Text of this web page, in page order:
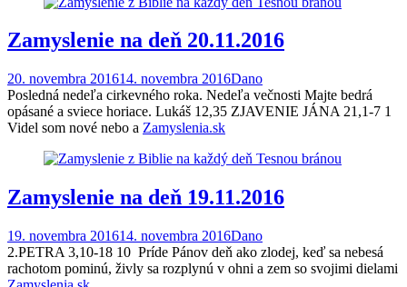
Zamyslenie na deň 20.11.2016
20. novembra 201614. novembra 2016Dano
Posledná nedeľa cirkevného roka. Nedeľa večnosti Majte bedrá
opásané a sviece horiace. Lukáš 12,35 ZJAVENIE JÁNA 21,1-7 1
Videl som nové nebo a Zamyslenia.sk
Zamyslenie na deň 19.11.2016
19. novembra 201614. novembra 2016Dano
2.PETRA 3,10-18 10 Príde Pánov deň ako zlodej, keď sa nebesá
rachotom pominú, živly sa rozplynú v ohni a zem so svojimi dielami